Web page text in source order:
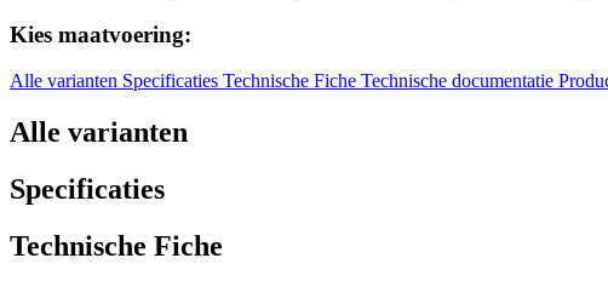
Kies maatvoering:
Alle varianten Specificaties Technische Fiche Technische documentatie
Alle varianten
Specificaties
Technische Fiche